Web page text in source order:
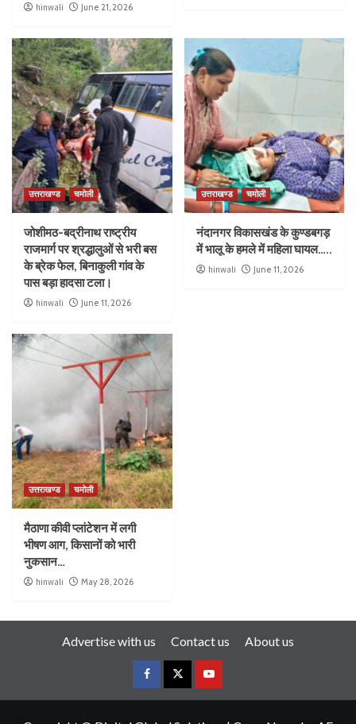
hinwali June 21, 2026
उत्तराखण्ड चमोली
जोशीमठ-बद्रीनाथ राष्ट्रीय
राजमार्ग पर श्रद्धालुओं से भरी बस
के ब्रेक फेल, बिनाकुली गांव के
पास बड़ा हादसा टला।
hinwali June 11, 2026
उत्तराखण्ड चमोली
नंदानगर विकासखंड के कुण्डबगड़
में भालू के हमले में महिला घायल…..
hinwali June 11, 2026
उत्तराखण्ड चमोली
मैठाणा कीवी प्लांटेशन में लगी
भीषण आग, किसानों को भारी
नुकसान…
hinwali May 28, 2026
Advertise with us Contact us About us